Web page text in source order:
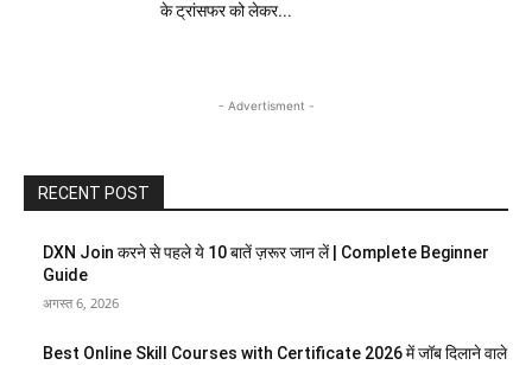
के ट्रांसफर को लेकर...
- Advertisment -
RECENT POST
DXN Join करने से पहले ये 10 बातें ज़रूर जान लें | Complete Beginner
Guide
अगस्त 6, 2026
Best Online Skill Courses with Certificate 2026 में जॉब दिलाने वाले